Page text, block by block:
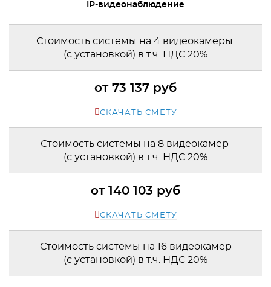
IP-видеонаблюдение
Стоимость системы на 4 видеокамеры
(с установкой) в т.ч. НДС 20%
от 73 137 руб
СКАЧАТЬ СМЕТУ
Стоимость системы на 8 видеокамер
(с установкой) в т.ч. НДС 20%
от 140 103 руб
СКАЧАТЬ СМЕТУ
Стоимость системы на 16 видеокамер
(с установкой) в т.ч. НДС 20%